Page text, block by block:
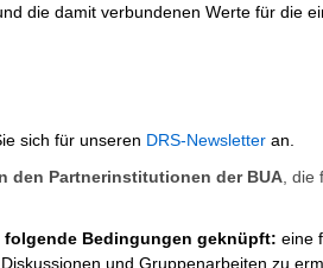
die damit verbundenen Werte für die
sich für unseren DRS-Newsletter an.
den Partnerinstitutionen der BUA ,
folgende Bedingungen geknüpft: eine
und Gruppenarbeiten zu